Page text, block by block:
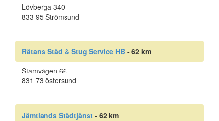
Lövberga 340
833 95 Strömsund
Rätans Städ & Stug Service HB - 62 km
Stamvägen 66
831 73 östersund
Jämtlands Städtjänst - 62 km